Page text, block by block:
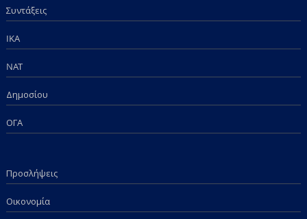
Συντάξεις
IKA
NAT
Δημοσίου
ΟΓΑ
Προσλήψεις
Οικονομία